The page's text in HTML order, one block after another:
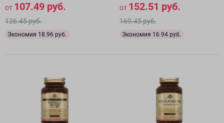
от 107.49 руб.
126.45 руб.
Экономия 18.96 руб.
от 152.51 руб.
169.45 руб.
Экономия 16.94 руб.